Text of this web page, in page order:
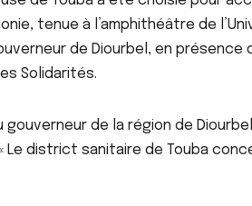
tenue à l’amphithéâtre de
de Diourbel, en
Solidarités.
gouverneur de la région de
district sanitaire de Touba